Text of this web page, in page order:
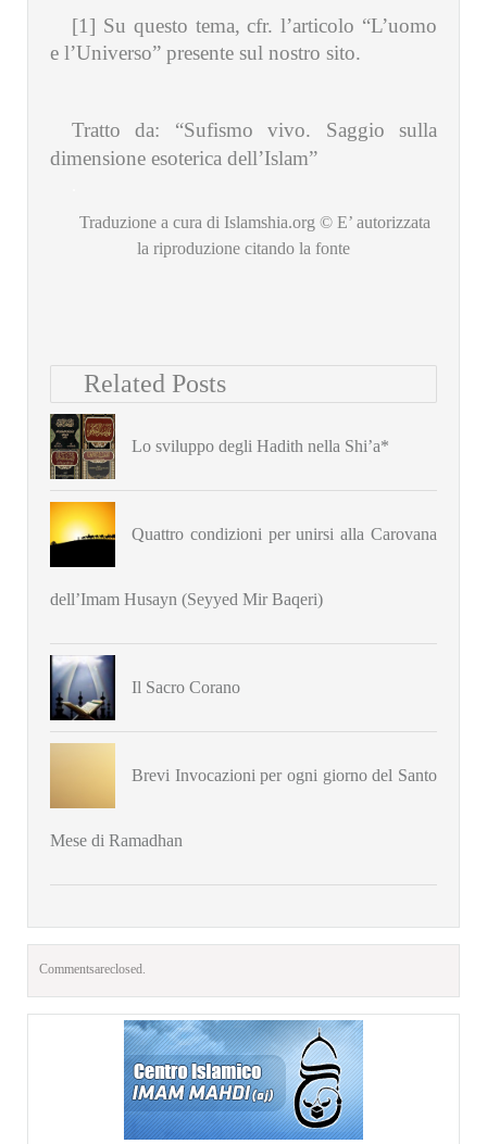
[1] Su questo tema, cfr. l’articolo “L’uomo
e l’Universo” presente sul nostro sito.
Tratto da: “Sufismo vivo. Saggio sulla
dimensione esoterica dell’Islam”
Traduzione a cura di Islamshia.org © E’ autorizzata
la riproduzione citando la fonte
Related Posts
Lo sviluppo degli Hadith nella Shi’a*
Quattro condizioni per unirsi alla Carovana
dell’Imam Husayn (Seyyed Mir Baqeri)
Il Sacro Corano
Brevi Invocazioni per ogni giorno del Santo
Mese di Ramadhan
Comments are closed.